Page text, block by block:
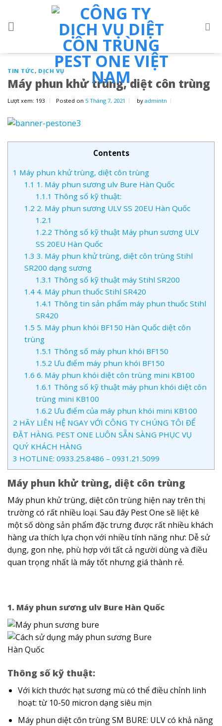
content
TIN TỨC, DỊCH VỤ
Máy phun khử trùng, diệt côn trùng
Lượt xem: 193 Posted on 5 Tháng 7, 2021 by admintn
Contents
1 Máy phun khử trùng, diệt côn trùng
1.1 1. Máy phun sương ulv Bure Hàn Quốc
1.1.1 Thông số kỹ thuật:
1.2 2. Máy phun sương ULV SS 20EU Hàn Quốc
1.2.1
1.2.2 Thông số kỹ thuật Máy phun sương ULV
SS 20EU Hàn Quốc
1.3 3. Máy phun khử trùng, diệt côn trùng Stihl
SR200 dạng sương
1.3.1 Thông số kỹ thuật máy Stihl SR200
1.44. Máy phun thuốc Stihl SR420
1.4.1 Thông tin sản phẩm máy phun thuốc Stihl
SR420
1.5 5. Máy phun khói BF150 Hàn Quốc diệt côn
trùng
1.5.1 Thông số máy phun khói BF150
1.5.2 Ưu điểm máy phun khói BF150
1.6 6. Máy phun khói diệt côn trùng mini KB100
1.6.1 Thông số kỹ thuật máy phun khói diệt côn
trùng mini KB100
1.6.2 Ưu điểm của máy phun khói mini KB100
2 HÃY LIÊN HỆ NGAY VỚI CÔNG TY CHÚNG TÔI ĐỂ
ĐẶT HÀNG. PEST ONE LUÔN SẴN SÀNG PHỤC VỤ
QUÝ KHÁCH HÀNG
3 HOTLINE: 0933.25.8486 – 0931.21.5099
Máy phun khử trùng, diệt côn trùng
Máy phun khử trùng, diệt côn trùng hiện nay trên thị
trường có rất nhiều loại. Sau đây Pest One sẽ liệt kê
một số dòng sản phẩm đặc trưng được rất nhiều khách
hàng ưa thích lựa chọn với nhiều tính năng như: Dễ sử
dụng, gon nhẹ, phù hợp với tất cả người dùng và điều
quan trọng nhất là máy tốt nhưng giá thành rẻ.
1. Máy phun sương ulv Bure Hàn Quốc
Thông số kỹ thuật:
Với kích thước hạt sương mù có thể điều chỉnh linh
hoạt: từ 10-50 micron dạng siêu mịn
Máy phun diệt côn trùng SM BURE: ULV có khả năng